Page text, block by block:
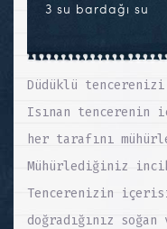
3 su bardağı su
Düdüklü
Isınan
her tarafını
Mühürlediğiniz
Tencerenizin
doğradığınız